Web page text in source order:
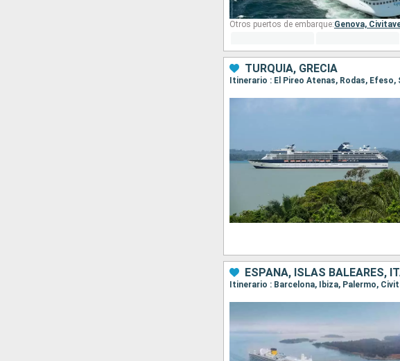
Otros puertos de embarque:Genova,
TURQUÍA, GRECIA
Itinerario : El Pireo Atenas, Rodas,
ESPAÑA, ISLAS BALEARES,
Itinerario : Barcelona, Ibiza, Palermo,